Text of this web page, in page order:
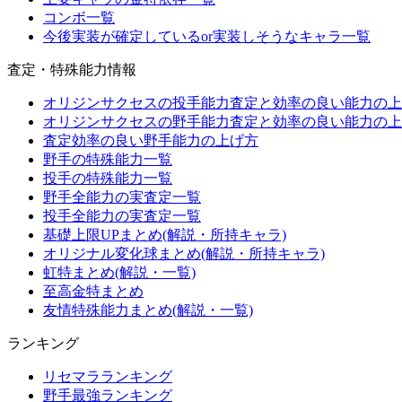
コンボ一覧
今後実装が確定しているor実装しそうなキャラ一覧
査定・特殊能力情報
オリジンサクセスの投手能力査定と効率の良い能力の
オリジンサクセスの野手能力査定と効率の良い能力の
査定効率の良い野手能力の上げ方
野手の特殊能力一覧
投手の特殊能力一覧
野手全能力の実査定一覧
投手全能力の実査定一覧
基礎上限UPまとめ(解説・所持キャラ)
オリジナル変化球まとめ(解説・所持キャラ)
虹特まとめ(解説・一覧)
至高金特まとめ
友情特殊能力まとめ(解説・一覧)
ランキング
リセマラランキング
野手最強ランキング